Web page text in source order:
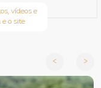
vídeos e
o site